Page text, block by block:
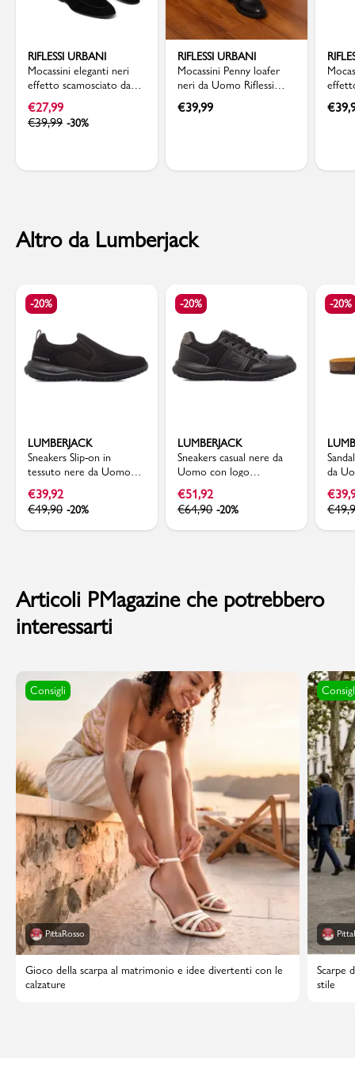
RIFLESSI URBANI
Mocassini eleganti neri
effetto scamosciato da
uomo Riflessi Urbani
€27,99
€39,99 -30%
RIFLESSI URBANI
Mocassini Penny loafer
neri da Uomo Riflessi
Urbani
€39,99 €
Altro da Lumberjack
-20%
LUMBERJACK
Sneakers Slip-on in
tessuto nere da Uomo
Lumberjack
€39,92
€49,90 -20%
-20%
LUMBERJACK
Sneakers casual nere da
Uomo con logo
Lumberjack
€51,92
€64,90 -20%
-20%
da
€
€
Articoli PMagazine che potrebbero
interessarti
Consigli
PittaRosso
Gioco della scarpa al matrimonio e idee divertenti con le
calzature
Scarpe
stile